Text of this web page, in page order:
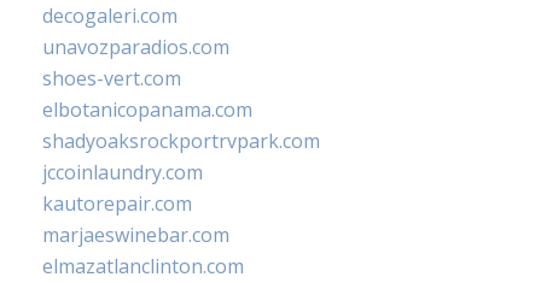
decogaleri.com
unavozparadios.com
shoes-vert.com
elbotanicopanama.com
shadyoaksrockportrvpark.com
jccoinlaundry.com
kautorepair.com
marjaeswinebar.com
elmazatlanclinton.com